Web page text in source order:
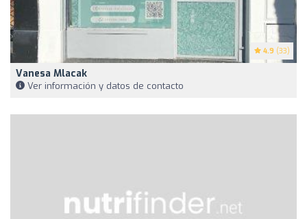
4.9 (33)
Vanesa Mlacak
Ver información y datos de contacto